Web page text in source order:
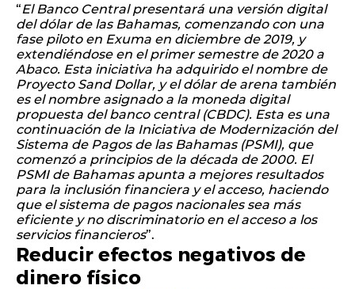
“El Banco Central presentará una versión digital
del dólar de las Bahamas, comenzando con una
fase piloto en Exuma en diciembre de 2019, y
extendiéndose en el primer semestre de 2020 a
Abaco. Esta iniciativa ha adquirido el nombre de
Proyecto Sand Dollar, y el dólar de arena también
es el nombre asignado a la moneda digital
propuesta del banco central (CBDC). Esta es una
continuación de la Iniciativa de Modernización del
Sistema de Pagos de las Bahamas (PSMI), que
comenzó a principios de la década de 2000. El
PSMI de Bahamas apunta a mejores resultados
para la inclusión financiera y el acceso, haciendo
que el sistema de pagos nacionales sea más
eficiente y no discriminatorio en el acceso a los
servicios financieros”.
Reducir efectos negativos de
dinero físico